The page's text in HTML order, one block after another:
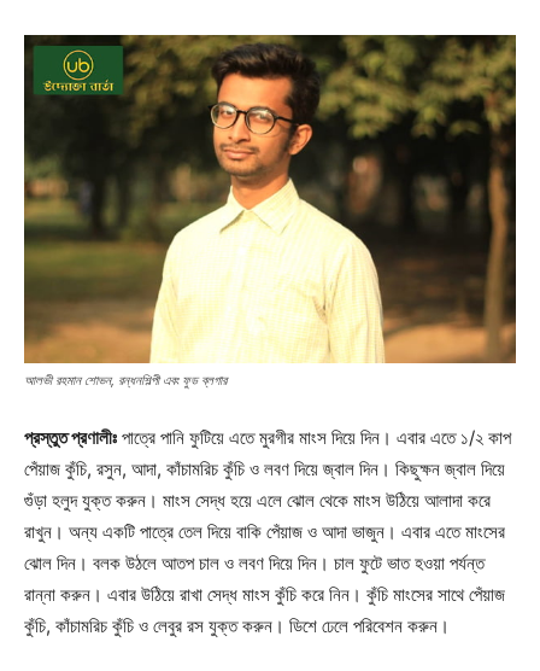
আলভী রহমান শোভন, রন্ধনশিল্পী এবং ফুড ব্লগার
প্রস্তুত প্রণালীঃ পাত্রে পানি ফুটিয়ে এতে মুরগীর মাংস দিয়ে দিন। এবার এতে ১/২ কাপ
পেঁয়াজ কুঁচি, রসুন, আদা, কাঁচামরিচ কুঁচি ও লবণ দিয়ে জ্বাল দিন। কিছুক্ষন জ্বাল দিয়ে
গুঁড়া হলুদ যুক্ত করুন। মাংস সেদ্ধ হয়ে এলে ঝোল থেকে মাংস উঠিয়ে আলাদা করে
রাখুন। অন্য একটি পাত্রে তেল দিয়ে বাকি পেঁয়াজ ও আদা ভাজুন। এবার এতে মাংসের
ঝোল দিন। বলক উঠলে আতপ চাল ও লবণ দিয়ে দিন। চাল ফুটে ভাত হওয়া পর্যন্ত
রান্না করুন। এবার উঠিয়ে রাখা সেদ্ধ মাংস কুঁচি করে নিন। কুঁচি মাংসের সাথে পেঁয়াজ
কুঁচি, কাঁচামরিচ কুঁচি ও লেবুর রস যুক্ত করুন। ডিশে ঢেলে পরিবেশন করুন।